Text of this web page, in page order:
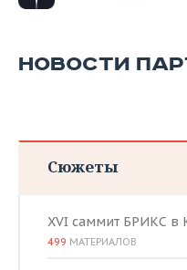
НОВОСТИ
Сюжеты
XVI саммит БРИКС в
499 МАТЕРИАЛОВ